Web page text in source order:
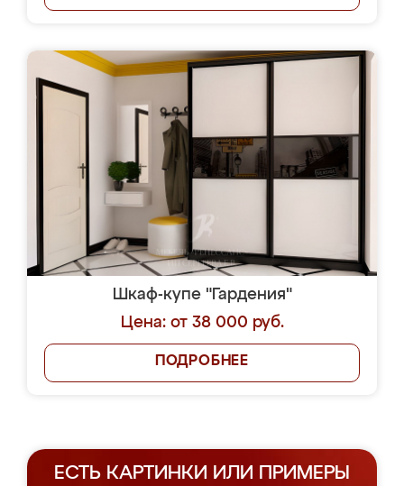
Шкаф-купе "Гардения"
Цена: от 38 000 руб.
ПОДРОБНЕЕ
ЕСТЬ КАРТИНКИ ИЛИ ПРИМЕРЫ